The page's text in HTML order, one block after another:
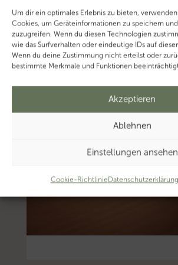
Um dir ein optimales Erlebnis zu bieten,
Cookies, um Geräteinformationen zu speichern
zuzugreifen. Wenn du diesen Technologien
wie das Surfverhalten oder eindeutige IDs auf
Wenn du deine Zustimmung nicht erteilst oder
bestimmte Merkmale und Funktionen
Akzeptieren
Ablehnen
Einstellungen ansehen
Cookie-RichtlinieDatenschutzerklärung